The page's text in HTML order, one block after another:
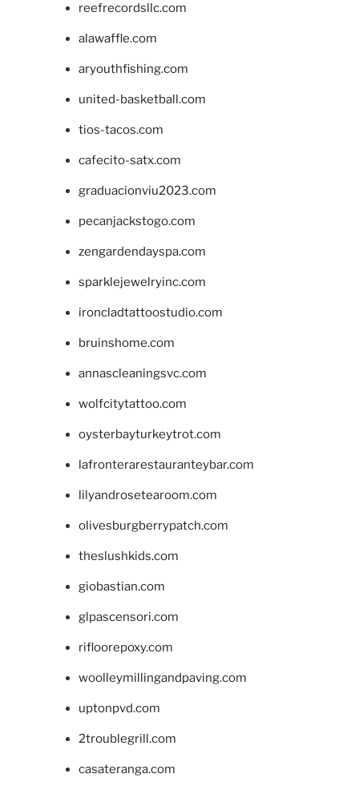
reefrecordsllc.com
alawaffle.com
aryouthfishing.com
united-basketball.com
tios-tacos.com
cafecito-satx.com
graduacionviu2023.com
pecanjackstogo.com
zengardendayspa.com
sparklejewelryinc.com
ironcladtattoostudio.com
bruinshome.com
annascleaningsvc.com
wolfcitytattoo.com
oysterbayturkeytrot.com
lafronterarestauranteybar.com
lilyandrosetearoom.com
olivesburgberrypatch.com
theslushkids.com
giobastian.com
glpascensori.com
rifloorepoxy.com
woolleymillingandpaving.com
uptonpvd.com
2troublegrill.com
casateranga.com